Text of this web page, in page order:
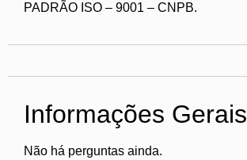
PADRÃO ISO – 9001 – CNPB.
Informações Gerais
Não há perguntas ainda.